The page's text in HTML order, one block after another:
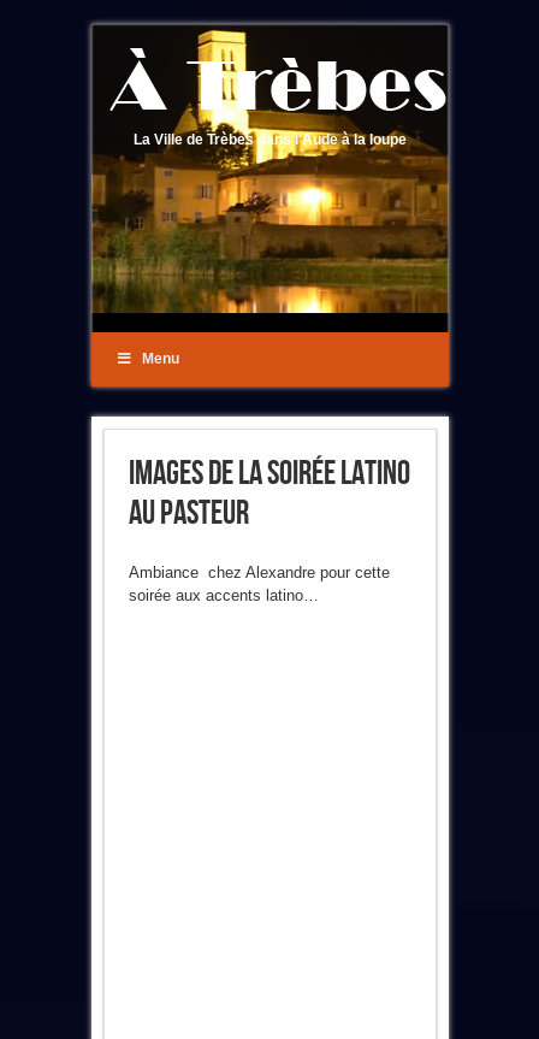
La Ville de Trèbes dans l'Aude à la loupe
Menu
Images De La Soirée Latino
Au Pasteur
Ambiance chez Alexandre pour cette
soirée aux accents latino…